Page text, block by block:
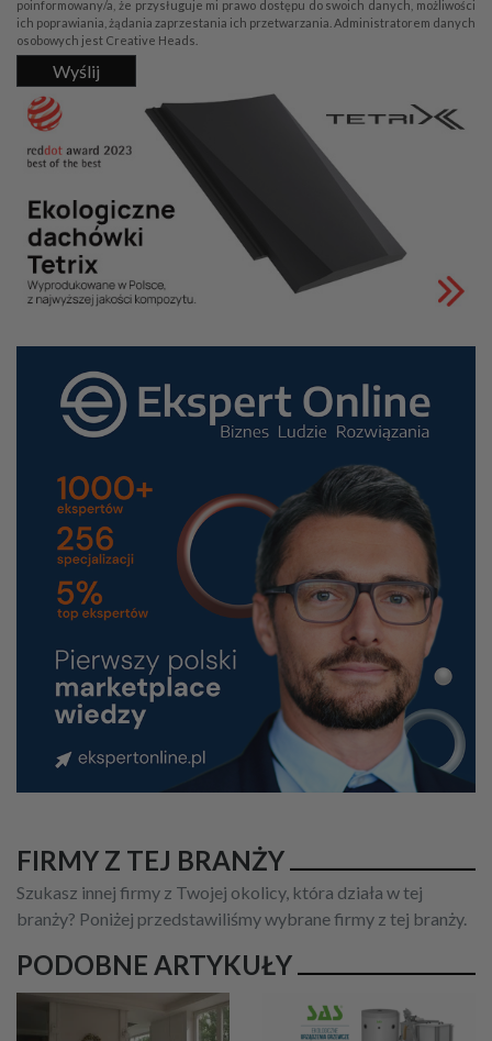
poinformowany/a, że przysługuje mi prawo dostępu do swoich danych, możliwości
ich poprawiania, żądania zaprzestania ich przetwarzania. Administratorem danych
osobowych jest Creative Heads.
Wyślij
FIRMY Z TEJ BRANŻY
Szukasz innej firmy z Twojej okolicy, która działa w tej
branży? Poniżej przedstawiliśmy wybrane firmy z tej branży.
PODOBNE ARTYKUŁY